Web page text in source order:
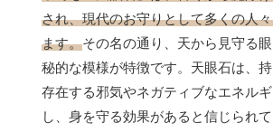
され、現代のお守りとして多くの人
ます。その名の通り、天から見守る
秘的な模様が特徴です。天眼石は、
存在する邪気やネガティブなエネル
し、身を守る効果があると信じられて